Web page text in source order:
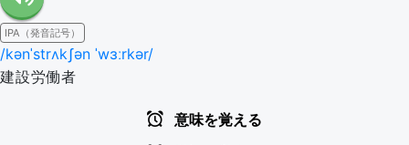
IPA（発音記号）
/kənˈstrʌkʃən ˈwɜːrkər/
建設労働者
意味を覚える